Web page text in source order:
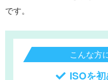
です。
こんな方
ISOを